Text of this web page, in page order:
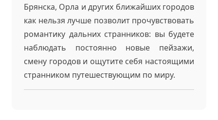
Брянска, Орла и других ближайших городов
как нельзя лучше позволит прочувствовать
романтику дальних странников: вы будете
наблюдать постоянно новые пейзажи,
смену городов и ощутите себя настоящими
странником путешествующим по миру.